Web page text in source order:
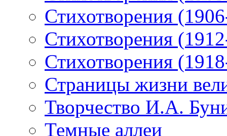
Стихотворения
Стихотворения
Стихотворения
Страницы жизни
Творчество И.А.
Темные аллеи